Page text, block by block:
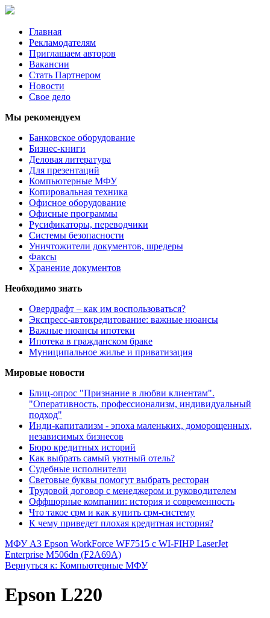
Главная
Рекламодателям
Приглашаем авторов
Вакансии
Стать Партнером
Новости
Свое дело
Мы рекомендуем
Банковское оборудование
Бизнес-книги
Деловая литература
Для презентаций
Компьютерные МФУ
Копировальная техника
Офисное оборудование
Офисные программы
Русификаторы, переводчики
Системы безопасности
Уничтожители документов, шредеры
Факсы
Хранение документов
Необходимо знать
Овердрафт – как им воспользоваться?
Экспресс-автокредитование: важные нюансы
Важные нюансы ипотеки
Ипотека в гражданском браке
Муниципальное жилье и приватизация
Мировые новости
Блиц-опрос "Признание в любви клиентам".
"Оперативность, профессионализм, индивидуальный
подход"
Инди-капитализм - эпоха маленьких, доморощенных,
независимых бизнесов
Бюро кредитных историй
Как выбрать самый уютный отель?
Судебные исполнители
Световые буквы помогут выбрать ресторан
Трудовой договор с менеджером и руководителем
Оффшорные компании: история и современность
Что такое срм и как купить срм-систему
К чему приведет плохая кредитная история?
МФУ А3 Epson WorkForce WF7515 c WI-FIHP LaserJet
Enterprise M506dn (F2A69A)
Вернуться к: Компьютерные МФУ
Epson L220